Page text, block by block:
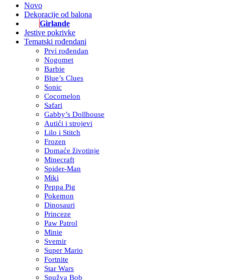
Novo
Dekoracije od balona
Girlande
Jestive pokrivke
Tematski rođendani
Prvi rođendan
Nogomet
Barbie
Blue’s Clues
Sonic
Cocomelon
Safari
Gabby’s Dollhouse
Autići i strojevi
Lilo i Stitch
Frozen
Domaće životinje
Minecraft
Spider-Man
Miki
Peppa Pig
Pokemon
Dinosauri
Princeze
Paw Patrol
Minie
Svemir
Super Mario
Fortnite
Star Wars
Spužva Bob